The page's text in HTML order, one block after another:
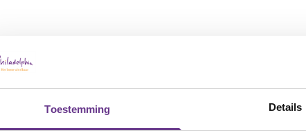
Toestemming Details
geleden
Ralph en heb wat vragen tbv een hulphond bij autisme.